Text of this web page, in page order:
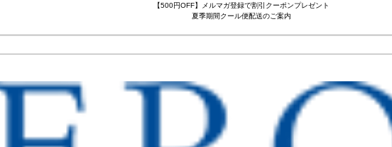
【500円OFF】メルマガ登録で割引クーポンプレゼント
夏季期間クール便配送のご案内